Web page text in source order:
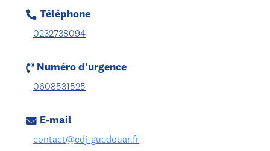
Téléphone
0232738094
Numéro d'urgence
0608531525
E-mail
contact@cdj-guedouar.fr